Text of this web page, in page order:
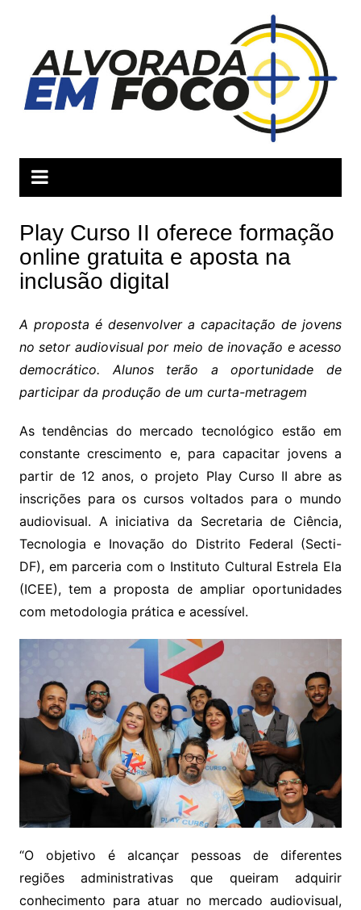
conteúdo
Play Curso II oferece formação
online gratuita e aposta na
inclusão digital
A proposta é desenvolver a capacitação de jovens
no setor audiovisual por meio de inovação e acesso
democrático. Alunos terão a oportunidade de
participar da produção de um curta-metragem
As tendências do mercado tecnológico estão em
constante crescimento e, para capacitar jovens a
partir de 12 anos, o projeto Play Curso II abre as
inscrições para os cursos voltados para o mundo
audiovisual. A iniciativa da Secretaria de Ciência,
Tecnologia e Inovação do Distrito Federal (Secti-
DF), em parceria com o Instituto Cultural Estrela Ela
(ICEE), tem a proposta de ampliar oportunidades
com metodologia prática e acessível.
“O objetivo é alcançar pessoas de diferentes
regiões administrativas que queiram adquirir
conhecimento para atuar no mercado audiovisual,